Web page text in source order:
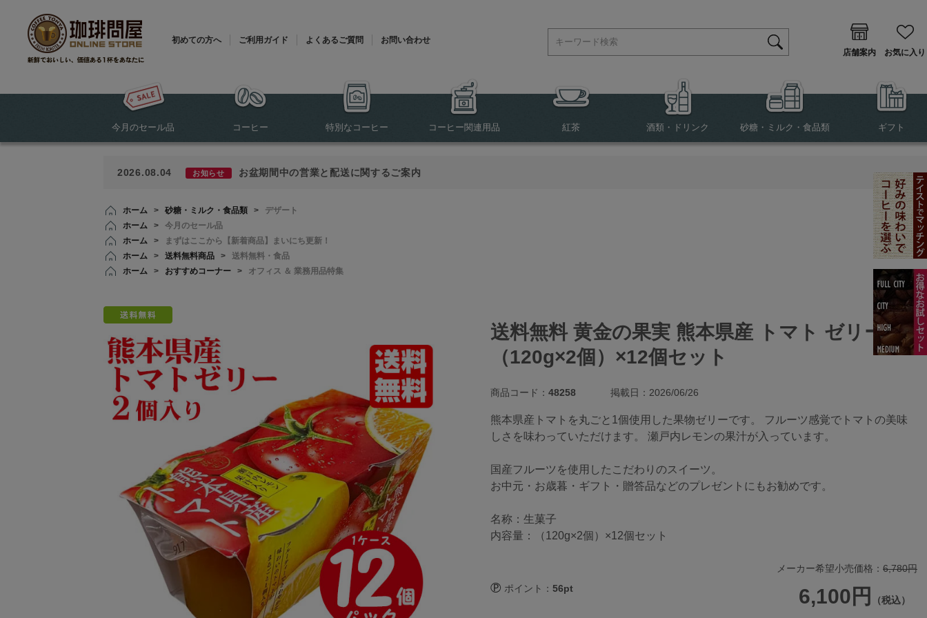
初めての方へ ご利用ガイド よくあるご質問
お問い合わせ
店舗案内
お気に入り
今月のセール品 コーヒー 特別なコーヒー コーヒー関連用品 紅茶 酒類・ドリンク 砂糖・ミルク・食品類 ギフト
2026.08.04 お知らせ お盆期間中の営業と配送に関するご案内
ホーム > 砂糖・ミルク・食品類 >
デザート
ホーム
>
今月のセール品
ホーム
>
まずはここから【新着商品】まいにち更新！
ホーム
> 送料無料商品 >
送料無料・食品
ホーム
> おすすめコーナー > オフィス ＆ 業務用品特集
送料無料 黄金の果実 熊本県産 トマト ゼリー
（120g×2個）×12個セット
商品コード：48258 掲載日：2026/06/26
熊本県産トマトを丸ごと1個使用した果物ゼリーです。 フルーツ感覚でトマトの美味
しさを味わっていただけます。 瀬戸内レモンの果汁が入っています。
国産フルーツを使用したこだわりのスイーツ。
お中元・お歳暮・ギフト・贈答品などのプレゼントにもお勧めです。
名称：生菓子
内容量：（120g×2個）×12個セット
ポイント：56pt
メーカー希望小売価格： 6,780円
6,100円 （税込）